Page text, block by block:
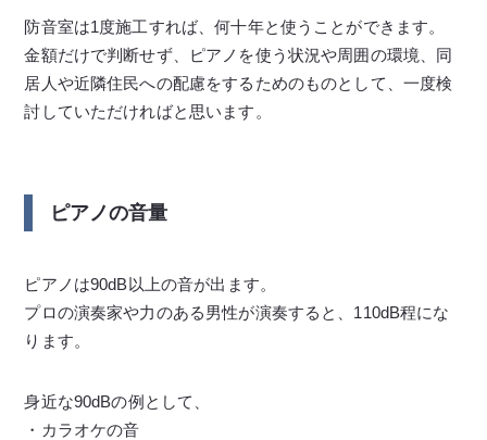
防音室は1度施工すれば、何十年と使うことができます。
金額だけで判断せず、ピアノを使う状況や周囲の環境、同
居人や近隣住民への配慮をするためのものとして、一度検
討していただければと思います。
ピアノの音量
ピアノは90dB以上の音が出ます。
プロの演奏家や力のある男性が演奏すると、110dB程にな
ります。
身近な90dBの例として、
・カラオケの音